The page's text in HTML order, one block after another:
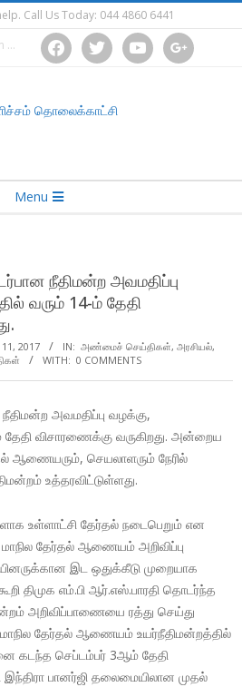
Call Us Today: 044 4860 6441
facebooktwitter youtube google
Menu
நீதிமன்ற அவமதிப்பு
வரும் 14-ம் தேதி
11, 2017 IN: அண்மைச் செய்திகள், அரசியல்,
WITH: 0 COMMENTS
அவமதிப்பு வழக்கு,
தேதி விசாரணைக்கு வருகிறது. அன்றைய
ஆணையரும், செயலாளரும் நேரில்
உத்தரவிட்டுள்ளது.
உள்ளாட்சி தேர்தல் நடைபெறும் என
தேர்தல் ஆணையம் அறிவிப்பு
இட ஒதுக்கீடு முறையாக
திமுக எம்.பி ஆர்.எஸ்.பாரதி தொடர்ந்த
அறிவிப்பாணையை ரத்து செய்து
மாநில தேர்தல் ஆணையம் உயர்நீதிமன்றத்தில்
கடந்த செப்டம்பர் 3ஆம் தேதி
பானர்ஜி தலைமையிலான முதல்